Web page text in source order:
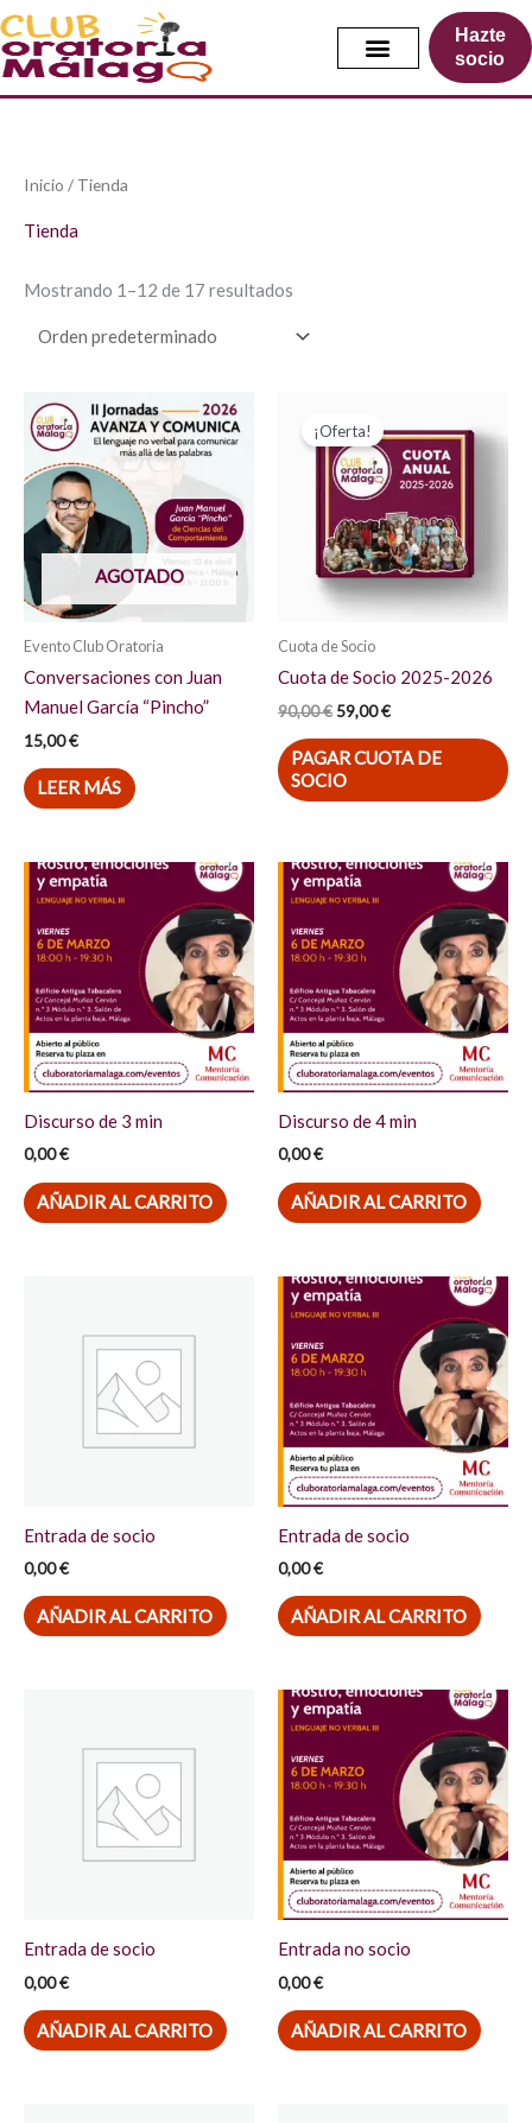
Ir
al
contenido
Hazte
socio
Inicio / Tienda
Tienda
Mostrando 1–12 de 17 resultados
AGOTADO
Evento Club Oratoria
Conversaciones con Juan
Manuel García “Pincho”
15,00€
LEER MÁS
¡Oferta!
Cuota de Socio
Cuota de Socio 2025-2026
90,00€
original
era:
90,00 €.
59,00€
actual
es:
59,00 €.
PAGAR CUOTA DE
SOCIO
Discurso de 3 min
0,00€
AÑADIR AL CARRITO
Discurso de 4 min
0,00€
AÑADIR AL CARRITO
Entrada de socio
0,00€
AÑADIR AL CARRITO
Entrada de socio
0,00€
AÑADIR AL CARRITO
Entrada de socio
0,00€
AÑADIR AL CARRITO
Entrada no socio
0,00€
AÑADIR AL CARRITO